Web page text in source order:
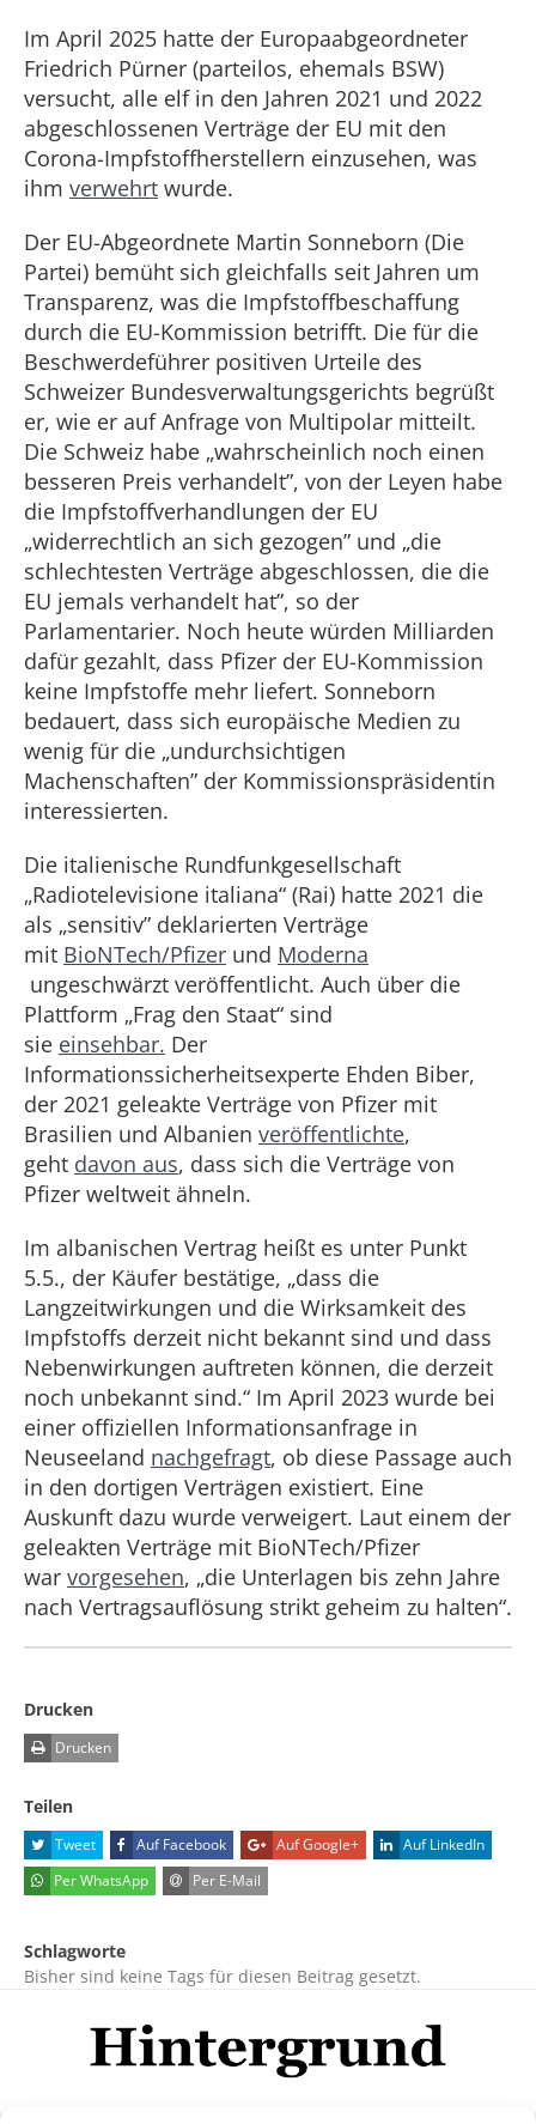
Im April 2025 hatte der Europaabgeordneter
Friedrich Pürner (parteilos, ehemals BSW)
versucht, alle elf in den Jahren 2021 und 2022
abgeschlossenen Verträge der EU mit den
Corona-Impfstoffherstellern einzusehen, was
ihm verwehrt wurde.
Der EU-Abgeordnete Martin Sonneborn (Die
Partei) bemüht sich gleichfalls seit Jahren um
Transparenz, was die Impfstoffbeschaffung
durch die EU-Kommission betrifft. Die für die
Beschwerdeführer positiven Urteile des
Schweizer Bundesverwaltungsgerichts begrüßt
er, wie er auf Anfrage von Multipolar mitteilt.
Die Schweiz habe „wahrscheinlich noch einen
besseren Preis verhandelt”, von der Leyen habe
die Impfstoffverhandlungen der EU
„widerrechtlich an sich gezogen” und „die
schlechtesten Verträge abgeschlossen, die die
EU jemals verhandelt hat”, so der
Parlamentarier. Noch heute würden Milliarden
dafür gezahlt, dass Pfizer der EU-Kommission
keine Impfstoffe mehr liefert. Sonneborn
bedauert, dass sich europäische Medien zu
wenig für die „undurchsichtigen
Machenschaften” der Kommissionspräsidentin
interessierten.
Die italienische Rundfunkgesellschaft
„Radiotelevisione italiana“ (Rai) hatte 2021 die
als „sensitiv” deklarierten Verträge
mit BioNTech/Pfizer und Moderna
ungeschwärzt veröffentlicht. Auch über die
Plattform „Frag den Staat“ sind
sie einsehbar. Der
Informationssicherheitsexperte Ehden Biber,
der 2021 geleakte Verträge von Pfizer mit
Brasilien und Albanien veröffentlichte,
geht davon aus, dass sich die Verträge von
Pfizer weltweit ähneln.
Im albanischen Vertrag heißt es unter Punkt
5.5., der Käufer bestätige, „dass die
Langzeitwirkungen und die Wirksamkeit des
Impfstoffs derzeit nicht bekannt sind und dass
Nebenwirkungen auftreten können, die derzeit
noch unbekannt sind.“ Im April 2023 wurde bei
einer offiziellen Informationsanfrage in
Neuseeland nachgefragt, ob diese Passage auch
in den dortigen Verträgen existiert. Eine
Auskunft dazu wurde verweigert. Laut einem der
geleakten Verträge mit BioNTech/Pfizer
war vorgesehen, „die Unterlagen bis zehn Jahre
nach Vertragsauflösung strikt geheim zu halten“.
Drucken
Drucken
Teilen
Tweet Auf Facebook Auf Google+
Auf LinkedIn
Per WhatsApp
Per E-Mail
Schlagworte
Bisher sind keine Tags für diesen Beitrag gesetzt.